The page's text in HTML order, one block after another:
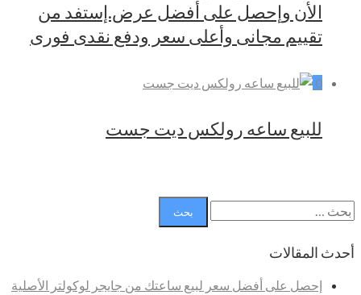
الأن وإحصل على أفضل عرض.إستفد من
تقييم مجانى وأعلى سعر ودفع نقدى فورى
0
للبيع ساعه رولكس ديت جست
البحث
عن:
أحدث المقالات
إحصل على أفضل سعر لبيع ساعتك من جايجر لوكولتر الأصلية